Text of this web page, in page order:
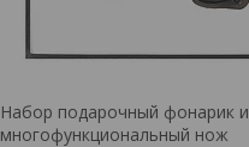
Набор подарочный фонарик и
многофункциональный нож